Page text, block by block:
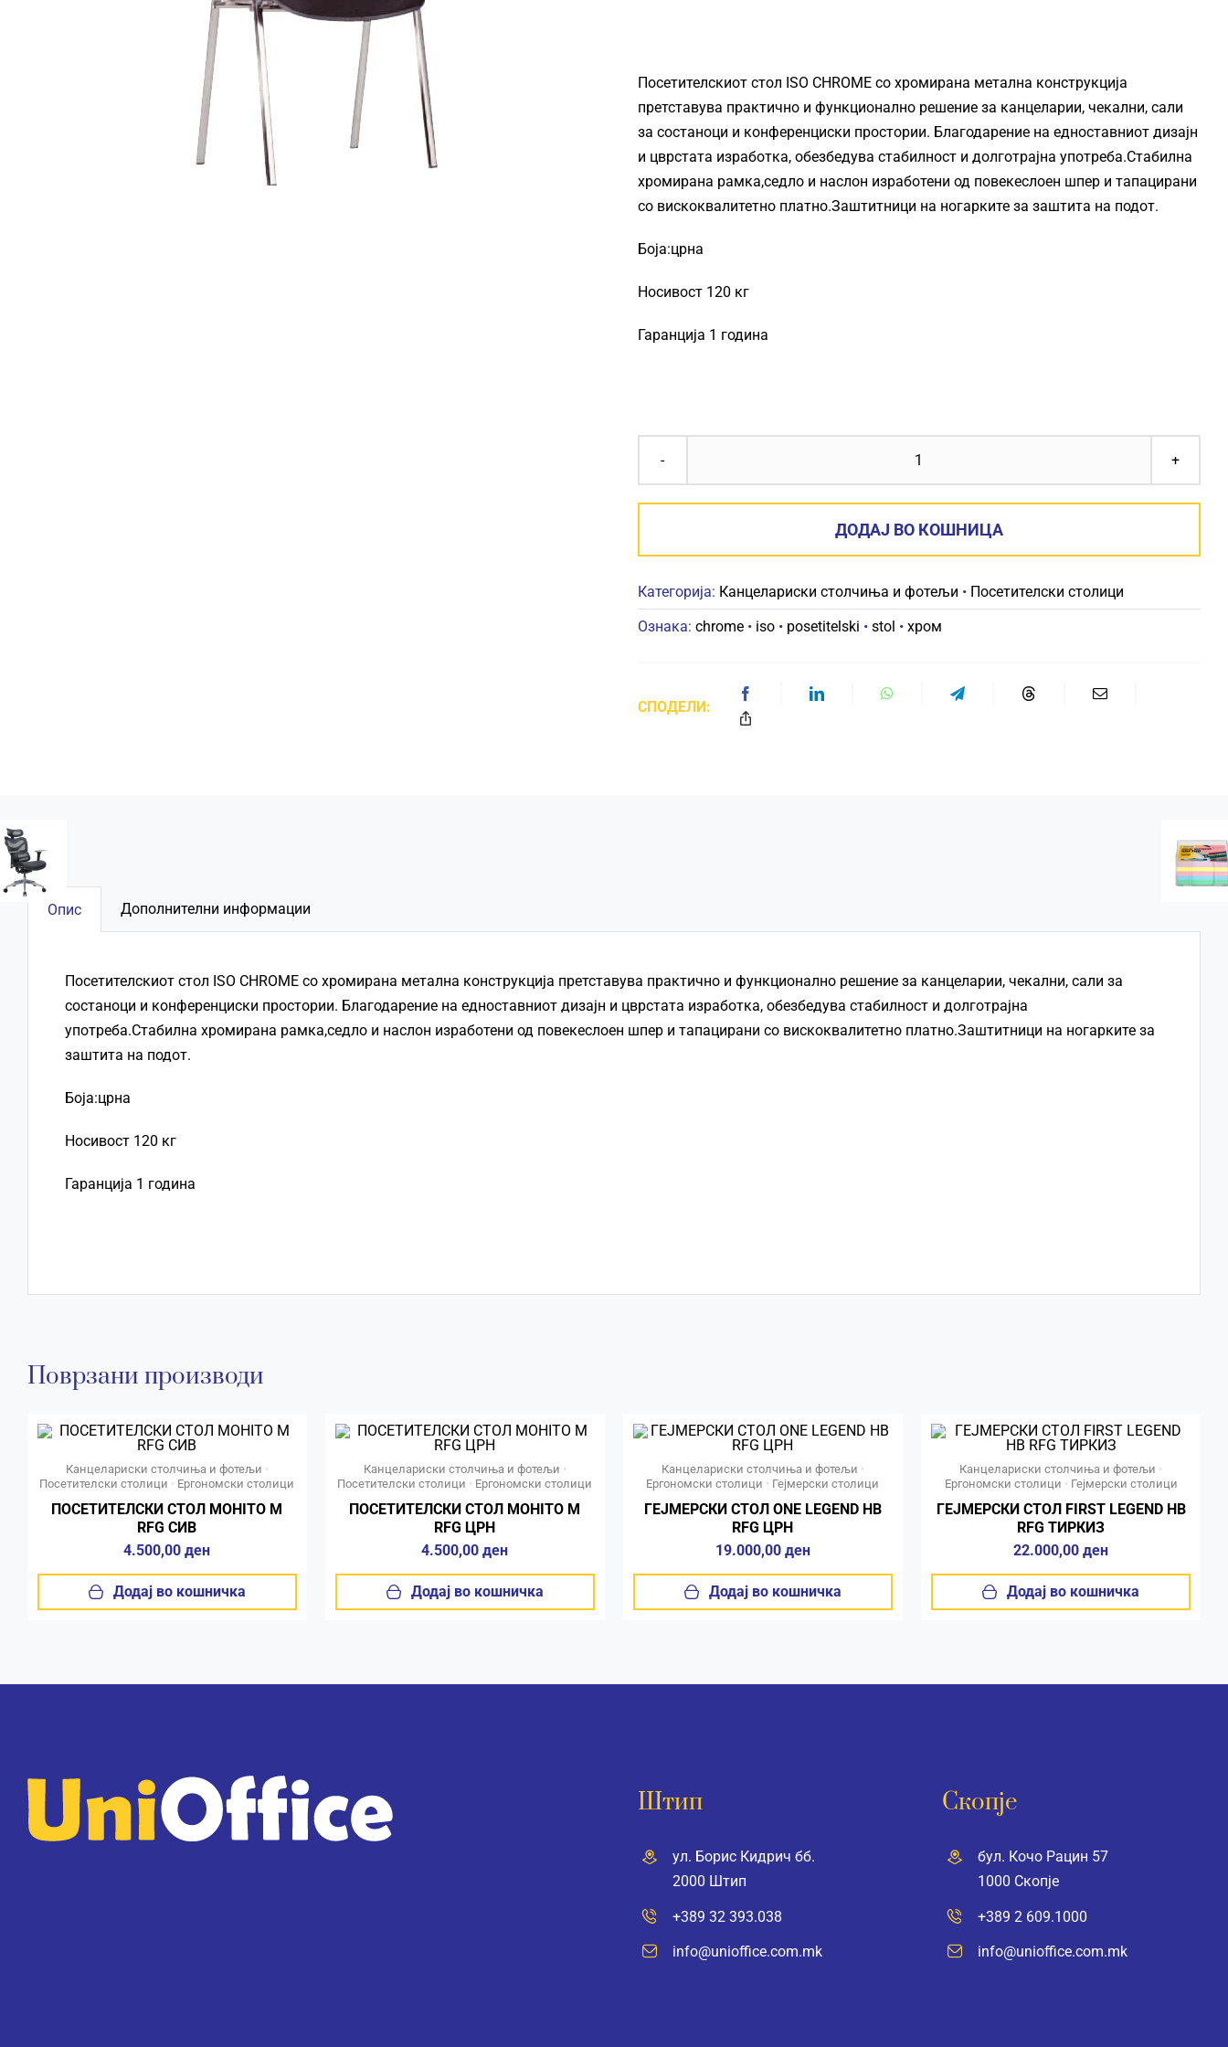
Посетителскиот стол ISO CHROMEсо хромирана метална конструкција
претставува практично и функционално решение за канцеларии, чекални, сали
за состаноци и конференциски простории. Благодарение на едноставниот дизајн
и цврстата изработка, обезбедува стабилност и долготрајна употреба.Стабилна
хромирана рамка,седло и наслон изработени од повекеслоен шпер и тапацирани
со вискоквалитетно платно.Заштитници на ногарките за заштита на подот.
Боја:црна
Носивост 120 кг
Гаранција 1 година
ISO
количина
ДОДАЈ ВО КОШНИЦА
Категорија: Канцелариски столчиња и фотељи • Посетителски столици
Ознака: chrome• iso• posetitelski • stol • хром
СПОДЕЛИ:
Опис Дополнителни информации
Посетителскиот стол ISO CHROMEсо хромирана метална конструкција претставува практично и функционално решение за канцеларии, чекални, сали за
состаноци и конференциски простории. Благодарение на едноставниот дизајн и цврстата изработка, обезбедува стабилност и долготрајна
употреба.Стабилна хромирана рамка,седло и наслон изработени од повекеслоен шпер и тапацирани со вискоквалитетно платно.Заштитници на ногарките за
заштита на подот.
Боја:црна
Носивост 120 кг
Гаранција 1 година
Поврзани производи
Канцелариски столчиња и фотељи •
Посетителски столици • Ергономски столици
ПОСЕТИТЕЛСКИ СТОЛ MOHITO М
RFG СИВ
4.500,00ден
Додај во кошничка
Канцелариски столчиња и фотељи •
Посетителски столици • Ергономски столици
ПОСЕТИТЕЛСКИ СТОЛ MOHITO М
RFG ЦРН
4.500,00ден
Додај во кошничка
Канцелариски столчиња и фотељи •
Ергономски столици • Гејмерски столици
ГЕЈМЕРСКИ СТОЛ ONE LEGEND HB
RFG ЦРН
19.000,00 ден
Додај во кошничка
Канцелариски столчиња и фотељи •
Ергономски столици • Гејмерски столици
ГЕЈМЕРСКИ СТОЛ FIRST LEGEND HB
RFG ТИРКИЗ
22.000,00 ден
Додај во кошничка
Штип
ул. Борис Кидрич бб.
2000 Штип
+389 32 393.038
info@unioffice.com.mk
Скопје
бул. Кочо Рацин 57
1000 Скопје
+389 2 609.1000
info@unioffice.com.mk